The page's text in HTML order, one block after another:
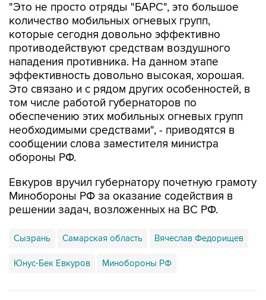
"Это не просто отряды "БАРС", это большое
количество мобильных огневых групп,
которые сегодня довольно эффективно
противодействуют средствам воздушного
нападения противника. На данном этапе
эффективность довольно высокая, хорошая.
Это связано и с рядом других особенностей, в
том числе работой губернаторов по
обеспечению этих мобильных огневых групп
необходимыми средствами", - приводятся в
сообщении слова заместителя министра
обороны РФ.
Евкуров вручил губернатору почетную грамоту
Минобороны РФ за оказание содействия в
решении задач, возложенных на ВС РФ.
Сызрань Самарская область Вячеслав Федорищев
Юнус-Бек Евкуров Минобороны РФ